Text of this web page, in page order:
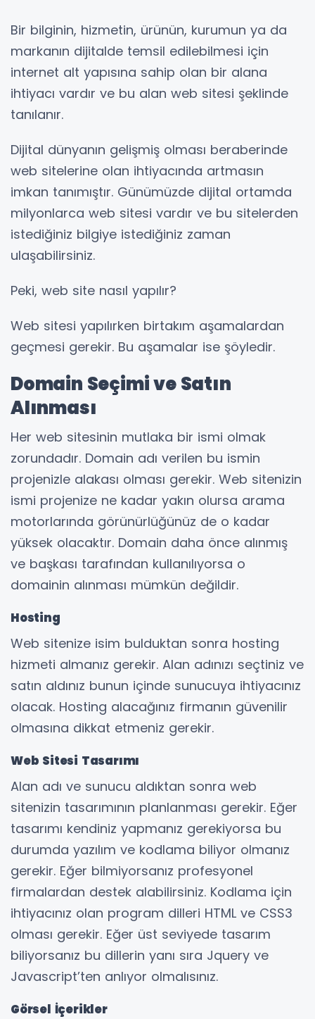
Bir bilginin, hizmetin, ürünün, kurumun ya da
markanın dijitalde temsil edilebilmesi için
internet alt yapısına sahip olan bir alana
ihtiyacı vardır ve bu alan web sitesi şeklinde
tanılanır.
Dijital dünyanın gelişmiş olması beraberinde
web sitelerine olan ihtiyacında artmasın
imkan tanımıştır. Günümüzde dijital ortamda
milyonlarca web sitesi vardır ve bu sitelerden
istediğiniz bilgiye istediğiniz zaman
ulaşabilirsiniz.
Peki, web site nasıl yapılır?
Web sitesi yapılırken birtakım aşamalardan
geçmesi gerekir. Bu aşamalar ise şöyledir.
Domain Seçimi ve Satın
Alınması
Her web sitesinin mutlaka bir ismi olmak
zorundadır. Domain adı verilen bu ismin
projenizle alakası olması gerekir. Web sitenizin
ismi projenize ne kadar yakın olursa arama
motorlarında görünürlüğünüz de o kadar
yüksek olacaktır. Domain daha önce alınmış
ve başkası tarafından kullanılıyorsa o
domainin alınması mümkün değildir.
Hosting
Web sitenize isim bulduktan sonra hosting
hizmeti almanız gerekir. Alan adınızı seçtiniz ve
satın aldınız bunun içinde sunucuya ihtiyacınız
olacak. Hosting alacağınız firmanın güvenilir
olmasına dikkat etmeniz gerekir.
Web Sitesi Tasarımı
Alan adı ve sunucu aldıktan sonra web
sitenizin tasarımının planlanması gerekir. Eğer
tasarımı kendiniz yapmanız gerekiyorsa bu
durumda yazılım ve kodlama biliyor olmanız
gerekir. Eğer bilmiyorsanız profesyonel
firmalardan destek alabilirsiniz. Kodlama için
ihtiyacınız olan program dilleri HTML ve CSS3
olması gerekir. Eğer üst seviyede tasarım
biliyorsanız bu dillerin yanı sıra Jquery ve
Javascript’ten anlıyor olmalısınız.
Görsel İçerikler